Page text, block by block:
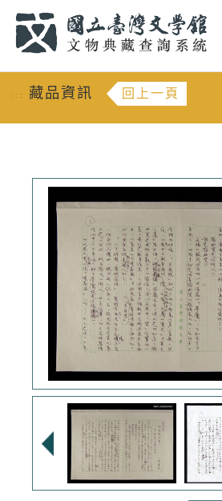
::: 藏品資訊 回上一頁